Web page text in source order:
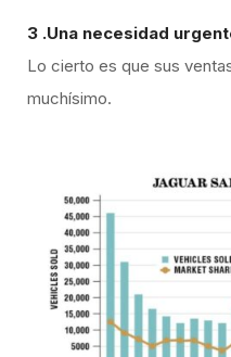
3 .Una necesidad
Lo cierto es que sus
muchísimo.